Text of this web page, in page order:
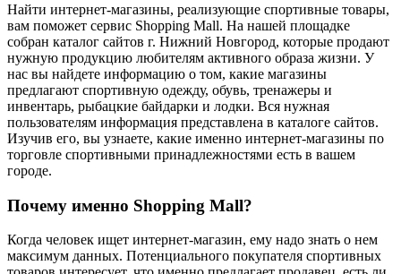
Найти интернет-магазины, реализующие спортивные товары,
вам поможет сервис Shopping Mall. На нашей площадке
собран каталог сайтов г. Нижний Новгород, которые продают
нужную продукцию любителям активного образа жизни. У
нас вы найдете информацию о том, какие магазины
предлагают спортивную одежду, обувь, тренажеры и
инвентарь, рыбацкие байдарки и лодки. Вся нужная
пользователям информация представлена в каталоге сайтов.
Изучив его, вы узнаете, какие именно интернет-магазины по
торговле спортивными принадлежностями есть в вашем
городе.
Почему именно Shopping Mall?
Когда человек ищет интернет-магазин, ему надо знать о нем
максимум данных. Потенциального покупателя спортивных